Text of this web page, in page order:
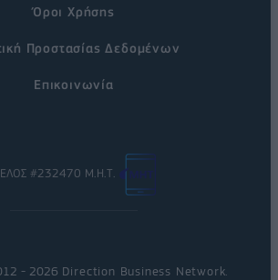
Όροι Χρήσης
Προστασίας Δεδομένων
Επικοινωνία
#232470 Μ.Η.Τ.
- 2026 Direction Business Network.